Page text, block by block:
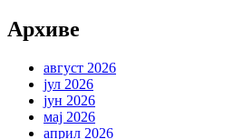
Архиве
август 2026
јул 2026
јун 2026
мај 2026
април 2026